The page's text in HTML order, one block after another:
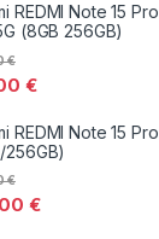
REDMI Note 15 Pro
(8GB 256GB)
€
€
REDMI Note 15 Pro
256GB)
€
€